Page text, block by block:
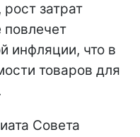
затрат
инфляции, что в
товаров для
Совета